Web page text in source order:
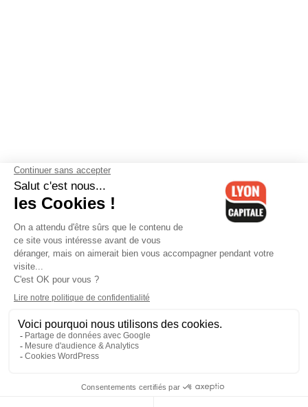
Contactez-nous-Mentions légales-CGV-Politique de
confidentialité-Gestion des cookies
Cedex 06